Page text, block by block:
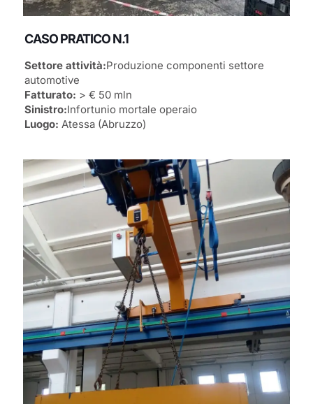
CASO PRATICO N.1
Settore attività:Produzione componenti settore
automotive
Fatturato: > € 50 mln
Sinistro:Infortunio mortale operaio
Luogo: Atessa (Abruzzo)